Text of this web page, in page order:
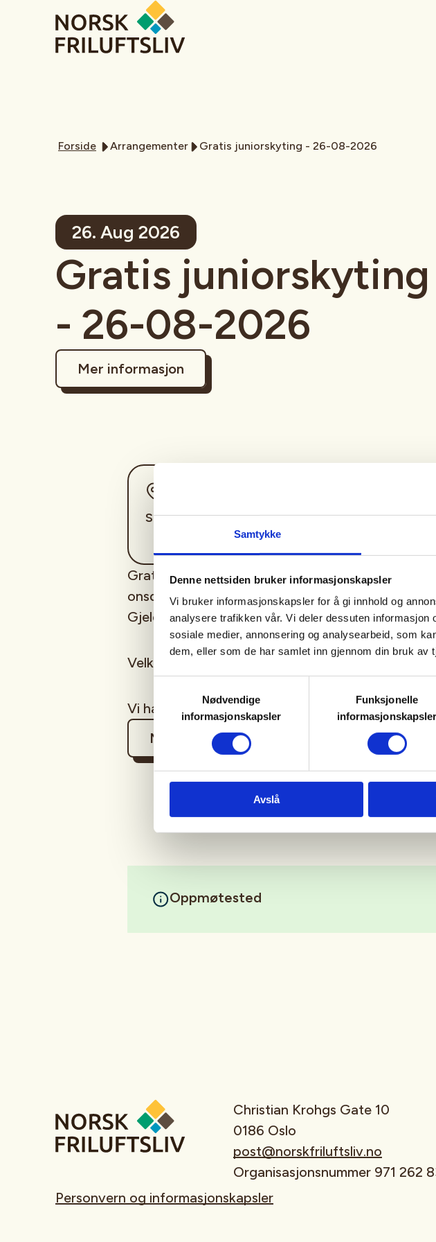
Samtykke
Denne nettsiden bruker informasjonskapsler
Vi bruker informasjonskapsler for å gi innhold og
analysere trafikken vår. Vi deler dessuten
sosiale medier, annonsering og analysearbeid, som
dem, eller som de har samlet inn gjennom din bruk av
Nødvendige
informasjonskapsler
Funksjonelle
informasjonskapsler
Avslå
Forside Arrangementer Gratis juniorskyting - 26-08-2026
26. Aug 2026
Gratis juniorskyting
- 26-08-2026
Mer informasjon
Sigdal
26. Aug 2026
Gratis for alle juniorer opp til år på våre
onsdag fram til september.
Gjelder Elgbanen og Leirduebanen.
Velkommen!!
Vi har børser til utlån!
Mer informasjon
Oppmøtested
Christian Krohgs Gate 10
0186 Oslo
post@norskfriluftsliv.no
Organisasjonsnummer 971 262
Personvern og informasjonskapsler